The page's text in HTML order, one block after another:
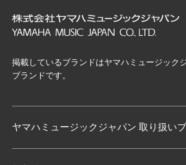
掲載しているブランドはヤマハミュージック
ブランドです。
ヤマハミュージックジャパン 取り扱い